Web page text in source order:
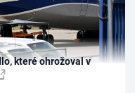
které ohrožoval v